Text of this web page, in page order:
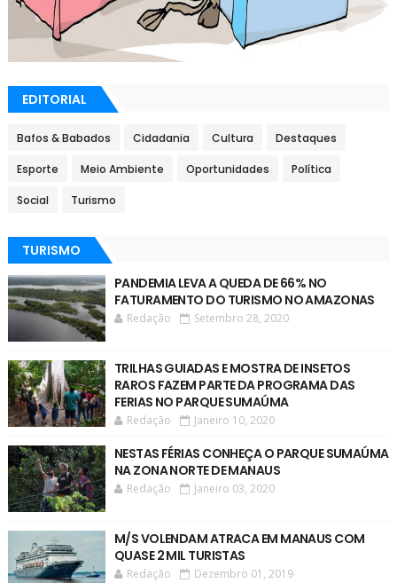
EDITORIAL
Bafos & Babados Cidadania Cultura Destaques
Esporte Meio Ambiente Oportunidades Política
Social Turismo
TURISMO
PANDEMIA LEVA A QUEDA DE 66% NO
FATURAMENTO DO TURISMO NO AMAZONAS
Redação Setembro 28, 2020
TRILHAS GUIADAS E MOSTRA DE INSETOS
RAROS FAZEM PARTE DA PROGRAMA DAS
FERIAS NO PARQUE SUMAÚMA
Redação Janeiro 10, 2020
NESTAS FÉRIAS CONHEÇA O PARQUE SUMAÚMA
NA ZONA NORTE DE MANAUS
Redação Janeiro 03, 2020
M/S VOLENDAM ATRACA EM MANAUS COM
QUASE 2 MIL TURISTAS
Redação Dezembro 01, 2019